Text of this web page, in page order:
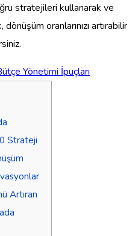
stratejileri kullanarak ve
oranlarınızı artırabilir
Yönetimi İpuçları
Strateji
Artıran